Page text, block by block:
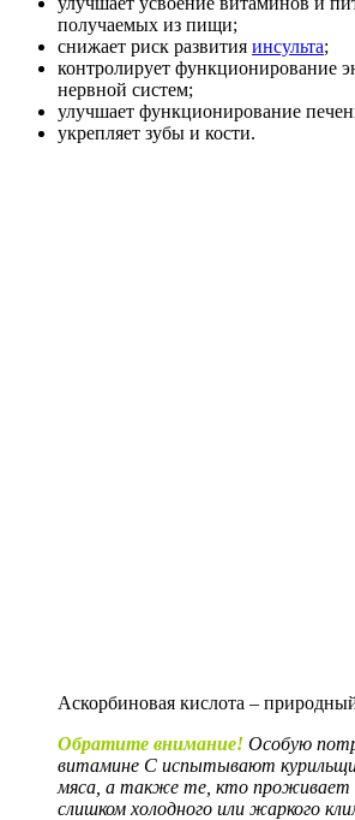
получаемых из пищи;
снижает риск развития инсульта;
контролирует функционирование
нервной систем;
улучшает функционирование
укрепляет зубы и кости.
Аскорбиновая кислота –
Обратите внимание! Особую
витамине С испытывают
мяса, а также те, кто проживает
слишком холодного или жаркого